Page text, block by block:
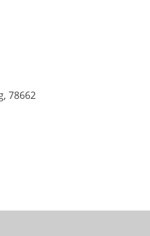
78662